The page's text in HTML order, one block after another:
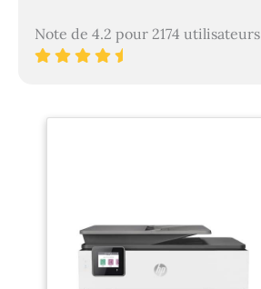
Note de 4.2 pour 2174 utilisateurs